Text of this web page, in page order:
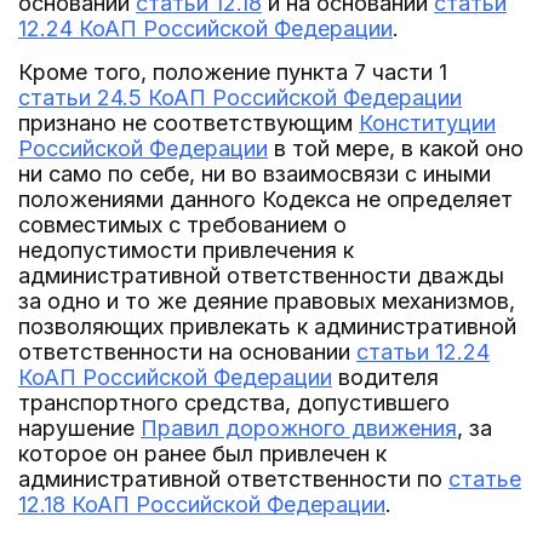
12.24 КоАП Российской Федерации.
Кроме того, положение пункта 7 части 1
статьи 24.5 КоАП Российской Федерации
признано не соответствующим Конституции
Российской Федерации в той мере, в какой оно
ни само по себе, ни во взаимосвязи с иными
положениями данного Кодекса не определяет
совместимых с требованием о
недопустимости привлечения к
административной ответственности дважды
за одно и то же деяние правовых механизмов,
позволяющих привлекать к административной
ответственности на основании статьи 12.24
КоАП Российской Федерации водителя
транспортного средства, допустившего
нарушение Правил дорожного движения, за
которое он ранее был привлечен к
административной ответственности по статье
12.18 КоАП Российской Федерации.